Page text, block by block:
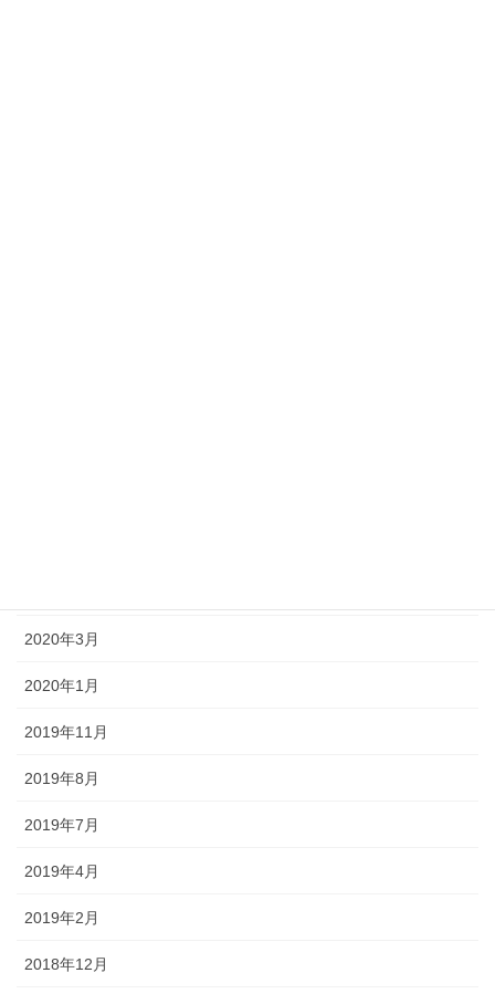
2020年3月
2020年1月
2019年11月
2019年8月
2019年7月
2019年4月
2019年2月
2018年12月